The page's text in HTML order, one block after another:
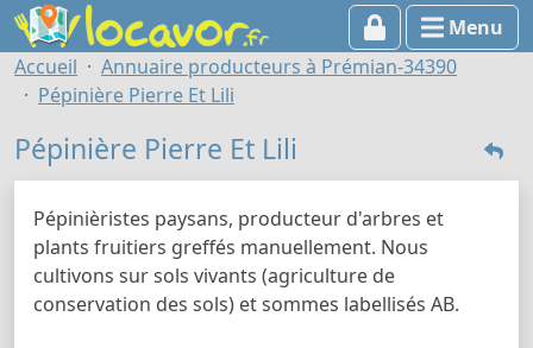
Menu
Accueil
Annuaire producteurs à Prémian-34390
Pépinière Pierre Et Lili
Pépinière Pierre Et Lili
Pépinièristes paysans, producteur d'arbres et
plants fruitiers greffés manuellement. Nous
cultivons sur sols vivants (agriculture de
conservation des sols) et sommes labellisés AB.